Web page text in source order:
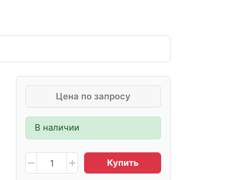
Цена по запросу
В наличии
Купить